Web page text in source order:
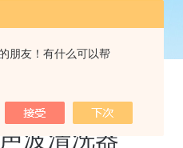
朋友！有什么可以帮
波清洗器